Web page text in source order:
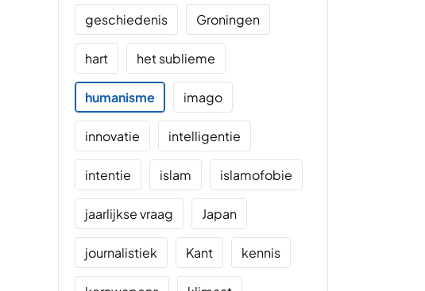
geschiedenis Groningen
hart het sublieme
humanisme imago
innovatie intelligentie
intentie islam islamofobie
jaarlijkse vraag Japan
journalistiek Kant kennis